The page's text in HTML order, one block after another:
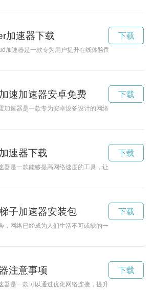
加速器下载
加速器是一款专为用户提升在线体验而设计的网络加
下载
速加速器安卓免费
加速器是一款专为安卓设备设计的网络加速工具，能
下载
速器下载
器是一款能够提高网络速度的工具，让您在游戏、观
下载
子加速器安装包
，网络已经成为人们生活不可或缺的一部分。为了获
下载
注意事项
器是一款可以通过优化网络连接，提升上网速度的工
下载